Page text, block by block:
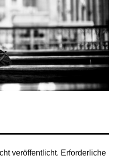
veröffentlicht. Erforderliche